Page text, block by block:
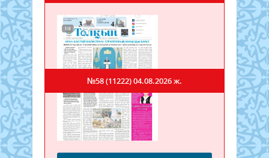
№58 (11222)04.08.2026 ж.